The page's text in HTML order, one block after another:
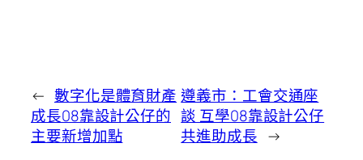
← 數字化是體育財產
成長08靠設計公仔的
主要新增加點
遵義市：工會交通座
談 互學08靠設計公仔
共進助成長 →